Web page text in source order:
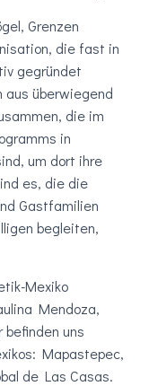
Grenzen
die fast in
gegründet
überwiegend
die im
in
um dort ihre
es, die die
Gastfamilien
begleiten,
Mexiko
Mendoza,
befinden uns
Mapastepec,
de Las Casas.